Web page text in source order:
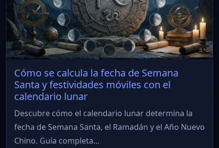
Cómo se calcula la fecha de Semana
Santa y festividades móviles con el
calendario lunar
Descubre cómo el calendario lunar determina la
fecha de Semana Santa, el Ramadán y el Año Nuevo
Chino. Guía completa...